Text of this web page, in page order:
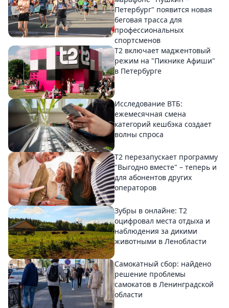
Петербург" появится новая
беговая трасса для
профессиональных
спортсменов
Т2 включает маджентовый
режим на "Пикнике Афиши"
в Петербурге
Исследование ВТБ:
ежемесячная смена
категорий кешбэка создает
волны спроса
Т2 перезапускает программу
"Выгодно вместе" – теперь и
для абонентов других
операторов
Зубры в онлайне: Т2
оцифровал места отдыха и
наблюдения за дикими
животными в Ленобласти
Самокатный сбор: найдено
решение проблемы
самокатов в Ленинградской
области